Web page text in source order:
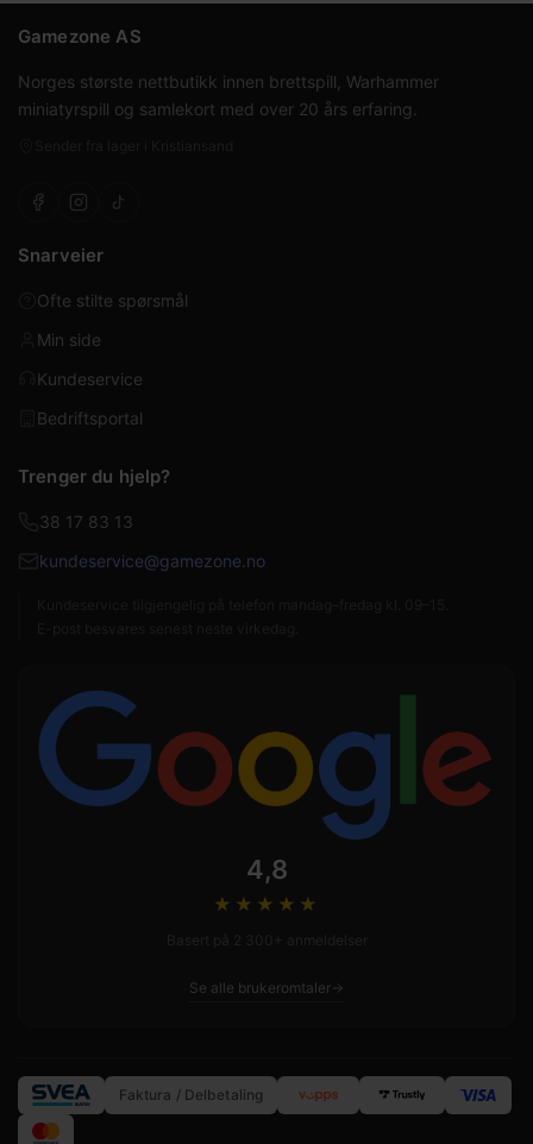
Gamezone AS
Norges største nettbutikk innen brettspill, Warhammer
miniatyrspill og samlekort med over 20 års erfaring.
Snarveier
Ofte stilte spørsmål
Min side
Kundeservice
Bedriftsportal
Trenger du hjelp?
38 17 83 13
kundeservice@gamezone.no
4,8
★★★★ ★
Se alle brukeromtaler
Faktura / Delbetaling